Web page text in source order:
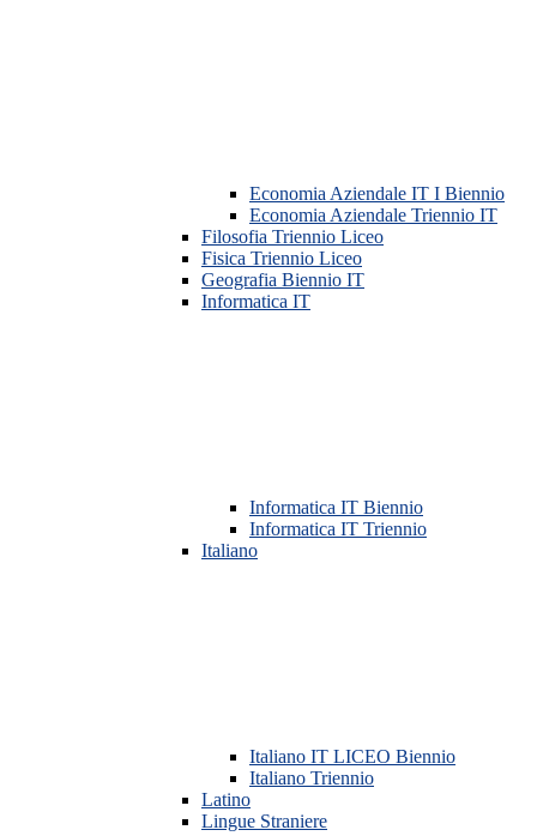
Economia Aziendale IT I Biennio
Economia Aziendale Triennio IT
Filosofia Triennio Liceo
Fisica Triennio Liceo
Geografia Biennio IT
Informatica IT
Informatica IT Biennio
Informatica IT Triennio
Italiano
Italiano IT LICEO Biennio
Italiano Triennio
Latino
Lingue Straniere